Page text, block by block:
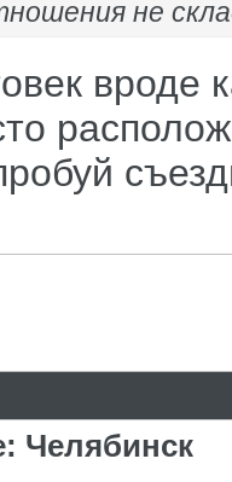
не
вроде
Челябинск